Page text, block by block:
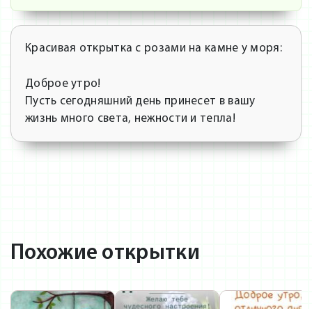
Красивая открытка с розами на камне у моря:
Доброе утро!
Пусть сегодняшний день принесет в вашу
жизнь много света, нежности и тепла!
Похожие открытки